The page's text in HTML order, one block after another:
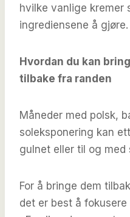
hvilke vanlige kremer
ingrediensene å gjøre.
Hvordan du kan
tilbake fra randen
Måneder med polsk,
soleksponering kan
gulnet eller til og med
For å bringe dem
det er best å